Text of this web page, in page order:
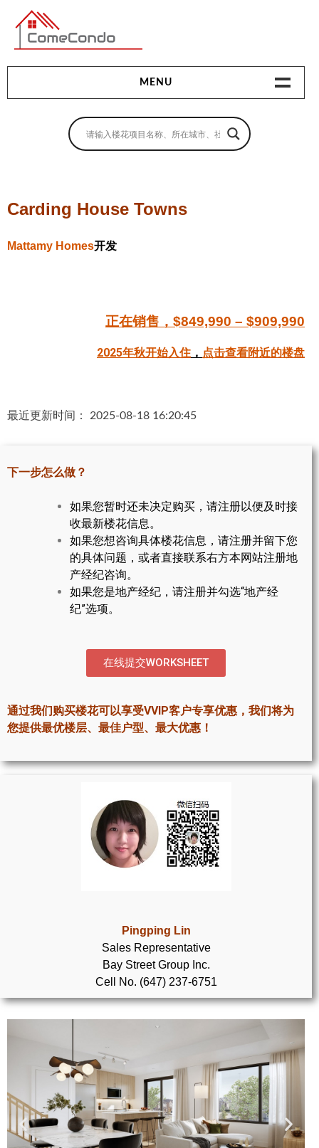
多伦多最新最全的楼花搜索引擎
MENU
地产相关
卖房指南
贷款指南
楼花大全
楼花地图
楼花转让专区
多伦多市中心楼花项目
怡陶碧谷社区介绍
怡陶碧谷楼花项目
北约克楼花项目
世嘉堡楼花项目
密西沙加社区介绍
密西沙加楼花项目
奥克维尔社区介绍
奥克维尔楼花项目
旺市楼花项目
实用链接
加拿大房地产网站
大多伦多教育网站
大多伦多医疗机构
加拿大银行贷款机构
大多伦多交通网络
Carding House Towns
Mattamy Homes开发
正在销售，$849,990 – $909,990
2025年秋开始入住 ， 点击查看附近的楼盘
最近更新时间： 2025-08-18 16:20:45
下一步怎么做？
如果您暂时还未决定购买，请注册以便及时接
收最新楼花信息。
如果您想咨询具体楼花信息，请注册并留下您
的具体问题，或者直接联系右方本网站注册地
产经纪咨询。
如果您是地产经纪，请注册并勾选“地产经
纪”选项。
在线提交WORKSHEET
通过我们购买楼花可以享受VVIP客户专享优惠，我们将为
您提供最优楼层、最佳户型、最大优惠！
Pingping Lin
Sales Representative
Bay Street Group Inc.
Cell No. (647) 237-6751